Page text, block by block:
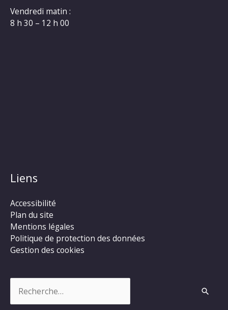
Vendredi matin :
8 h 30 – 12 h 00
Liens
Accessibilité
Plan du site
Mentions légales
Politique de protection des données
Gestion des cookies